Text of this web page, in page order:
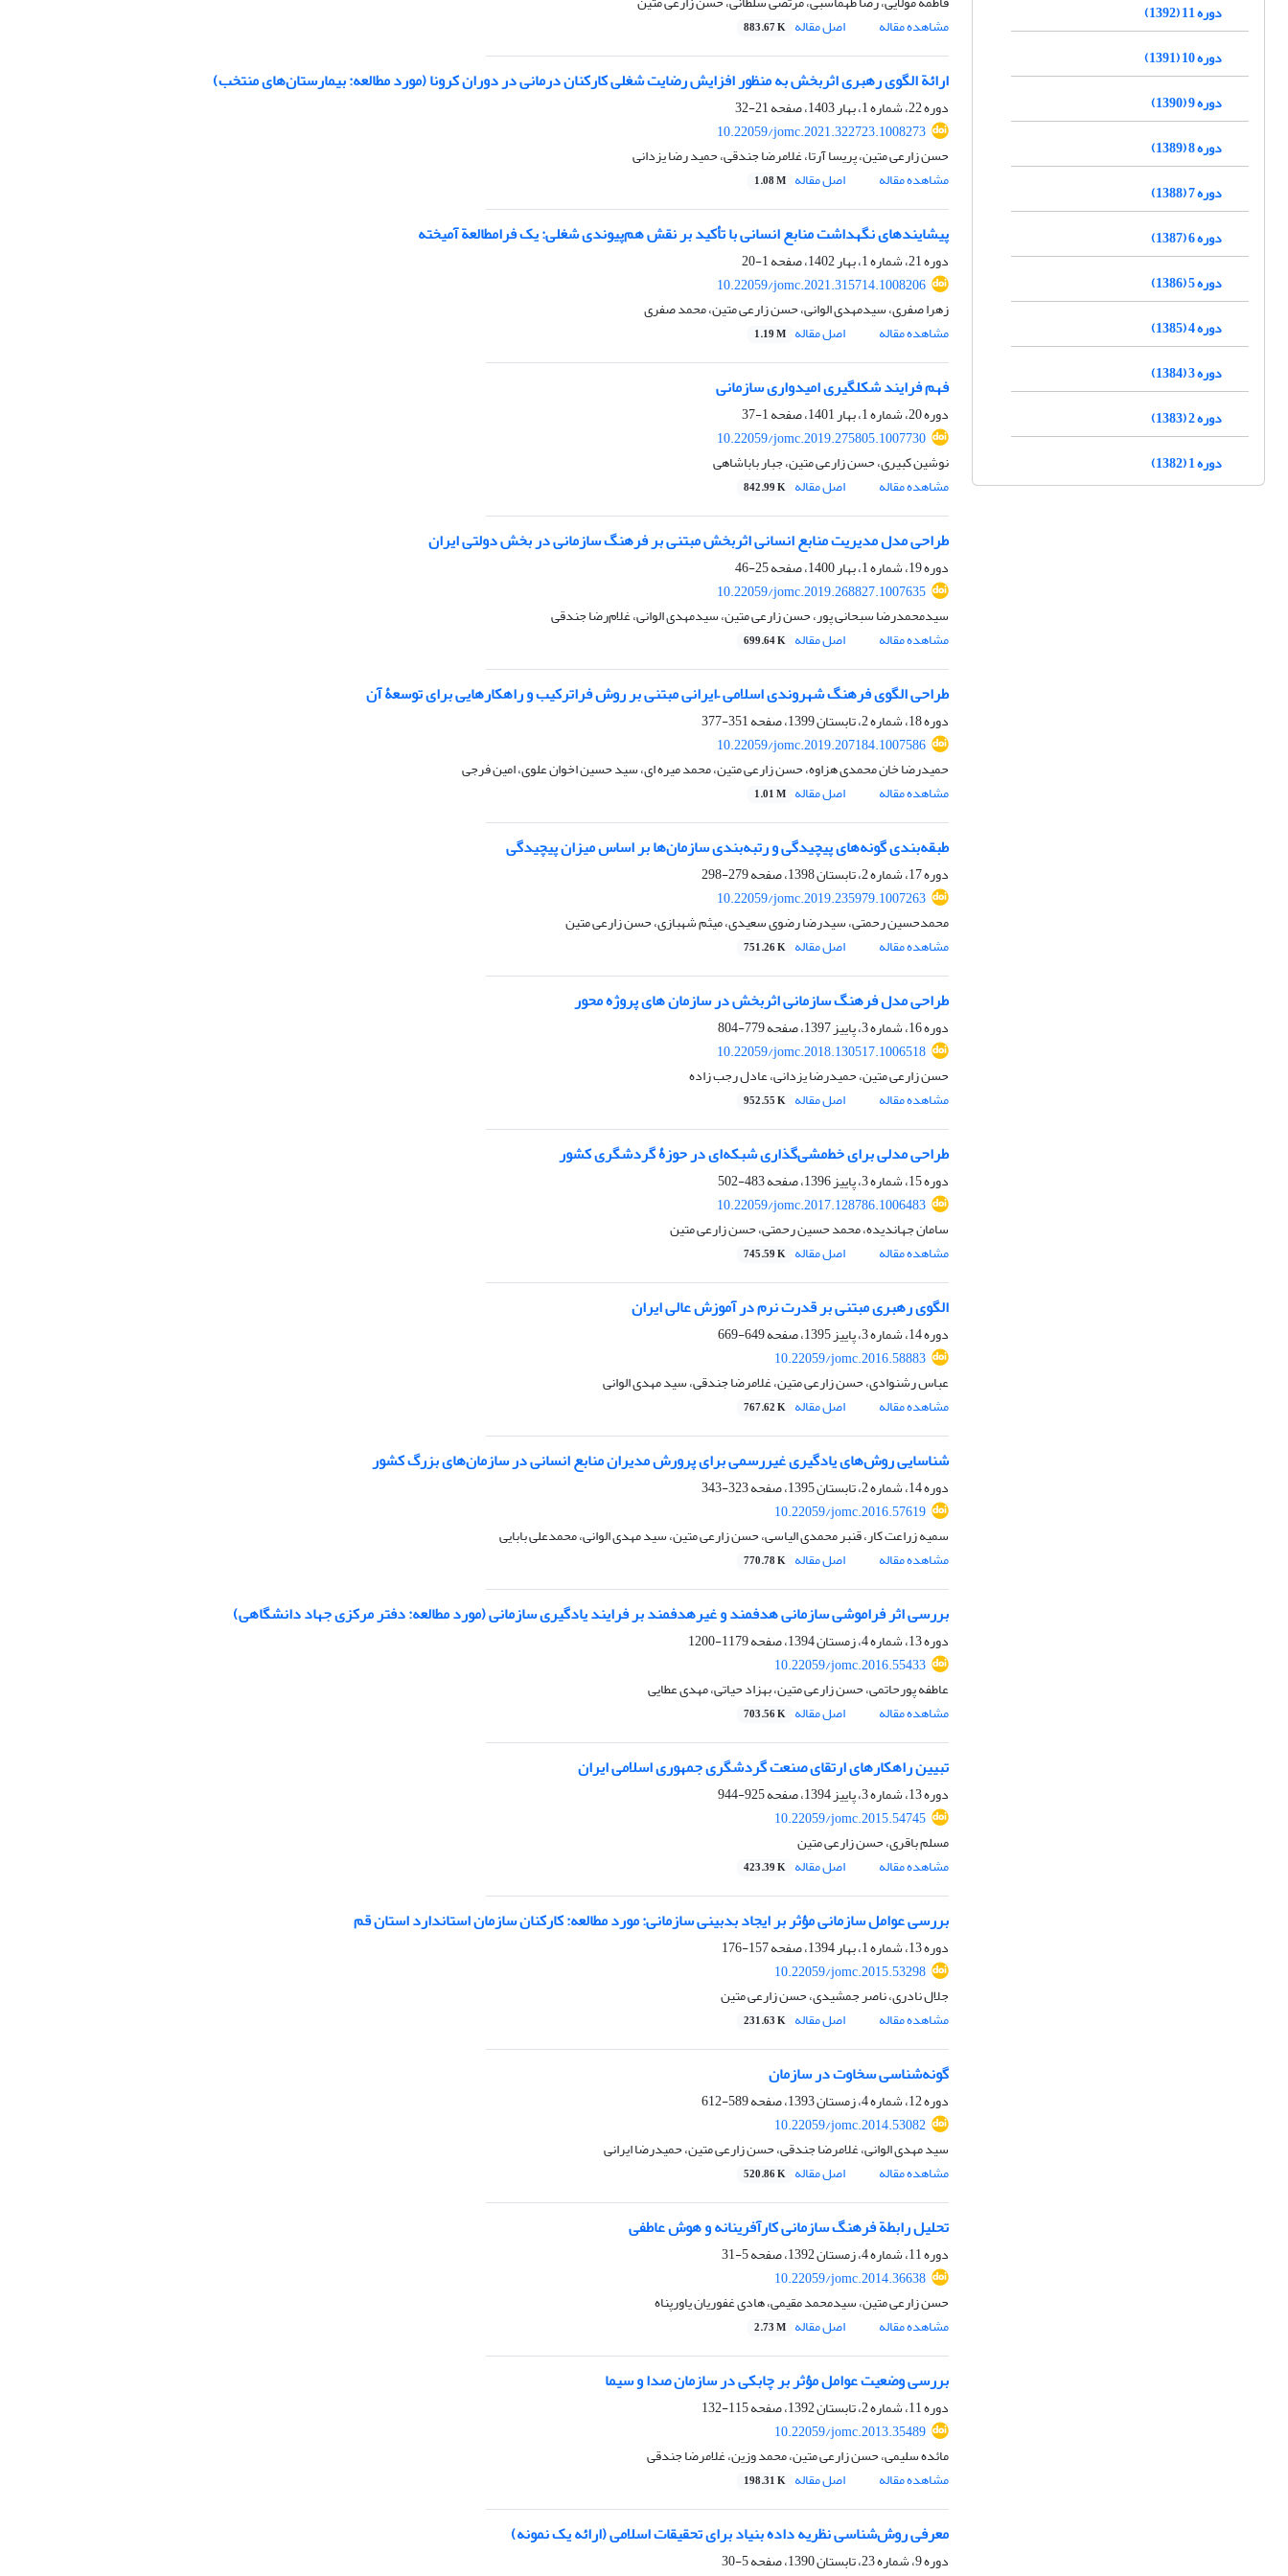
مشاهده مقاله
اصل مقاله 883.67 K
ارائة الگوی رهبری اثربخش به منظور افزایش رضایت شغلی کارکنان درمانی در دوران کرونا (مورد مطالعه: بیمارستان‌های منتخب)
دوره 22، شماره 1، بهار 1403، صفحه
21-32
10.22059/jomc.2021.322723.1008273
حسن زارعی متین، پریسا آرتا، غلامرضا جندقی، حمید رضا یزدانی
مشاهده مقاله
اصل مقاله 1.08 M
پیشایندهای نگهداشت منابع انسانی با تأکید بر نقش هم‌پیوندی شغلی: یک فرامطالعة آمیخته
دوره 21، شماره 1، بهار 1402، صفحه
1-20
10.22059/jomc.2021.315714.1008206
زهرا صفری، سیدمهدی الوانی، حسن زارعی متین، محمد صفری
مشاهده مقاله
اصل مقاله 1.19 M
فهم فرایند شکل‏گیری امیدواری سازمانی
دوره 20، شماره 1، بهار 1401، صفحه
1-37
10.22059/jomc.2019.275805.1007730
نوشین کبیری، حسن زارعی متین، جبار باباشاهی
مشاهده مقاله
اصل مقاله 842.99 K
طراحی مدل مدیریت منابع انسانی اثربخش مبتنی بر فرهنگ سازمانی در بخش دولتی ایران
دوره 19، شماره 1، بهار 1400، صفحه
25-46
10.22059/jomc.2019.268827.1007635
سیدمحمدرضا سبحانی پور، حسن زارعی متین، سیدمهدی الوانی، غلام‌رضا جندقی
مشاهده مقاله
اصل مقاله 699.64 K
طراحی الگوی فرهنگ شهروندی اسلامی –ایرانی مبتنی بر روش فراترکیب و راهکارهایی برای توسعۀ آن
دوره 18، شماره 2، تابستان 1399، صفحه
351-377
10.22059/jomc.2019.207184.1007586
حمیدرضا خان محمدی هزاوه، حسن زارعی متین، محمد میره ای، سید حسین اخوان علوی، امین فرجی
مشاهده مقاله
اصل مقاله 1.01 M
طبقه‌بندی گونه‌های پیچیدگی و رتبه‌بندی سازمان‌ها بر اساس میزان پیچیدگی
دوره 17، شماره 2، تابستان 1398، صفحه
279-298
10.22059/jomc.2019.235979.1007263
محمدحسین رحمتی، سیدرضا رضوی سعیدی، میثم شهبازی، حسن زارعی متین
مشاهده مقاله
اصل مقاله 751.26 K
طراحی مدل فرهنگ ‏سازمانی اثربخش در سازمان های پروژه‏ محور
دوره 16، شماره 3، پاییز 1397، صفحه
779-804
10.22059/jomc.2018.130517.1006518
حسن زارعی متین، حمیدرضا یزدانی، عادل رجب زاده
مشاهده مقاله
اصل مقاله 952.55 K
طراحی مدلی برای خط‌‎مشی‌گذاری شبکه‌ای در حوزۀ گردشگری کشور
دوره 15، شماره 3، پاییز 1396، صفحه
483-502
10.22059/jomc.2017.128786.1006483
سامان جهاندیده، محمد حسین رحمتی، حسن زارعی متین
مشاهده مقاله
اصل مقاله 745.59 K
الگوی رهبری مبتنی بر قدرت نرم در آموزش عالی ایران
دوره 14، شماره 3، پاییز 1395، صفحه
649-669
10.22059/jomc.2016.58883
عباس رشنوادی، حسن زارعی متین، غلامرضا جندقی، سید مهدی الوانی
مشاهده مقاله
اصل مقاله 767.62 K
شناسایی روش‌های یادگیری غیررسمی برای پرورش مدیران منابع انسانی در سازمان‌های بزرگ کشور
دوره 14، شماره 2، تابستان 1395، صفحه
323-343
10.22059/jomc.2016.57619
سمیه زراعت کار، قنبر محمدی الیاسی، حسن زارعی متین، سید مهدی الوانی، محمدعلی بابایی
مشاهده مقاله
اصل مقاله 770.78 K
بررسی اثر فراموشی سازمانی هدفمند و غیرهدفمند بر فرایند یادگیری سازمانی (مورد مطالعه: دفتر مرکزی جهاد دانشگاهی)
دوره 13، شماره 4، زمستان 1394، صفحه
1179-1200
10.22059/jomc.2016.55433
عاطفه پورحاتمی، حسن زارعی متین، بهزاد حیاتی، مهدی عطایی
مشاهده مقاله
اصل مقاله 703.56 K
تبیین راهکارهای ارتقای صنعت گردشگری جمهوری اسلامی ایران
دوره 13، شماره 3، پاییز 1394، صفحه
925-944
10.22059/jomc.2015.54745
مسلم باقری، حسن زارعی متین
مشاهده مقاله
اصل مقاله 423.39 K
بررسی عوامل سازمانی مؤثر بر ایجاد بدبینی سازمانی: مورد مطالعه: کارکنان سازمان استاندارد استان قم
دوره 13، شماره 1، بهار 1394، صفحه
157-176
10.22059/jomc.2015.53298
جلال نادری، ناصر جمشیدی، حسن زارعی متین
مشاهده مقاله
اصل مقاله 231.63 K
گونه‌شناسی سخاوت در سازمان
دوره 12، شماره 4، زمستان 1393، صفحه
589-612
10.22059/jomc.2014.53082
سید مهدی الوانی، غلامرضا جندقی، حسن زارعی متین، حمیدرضا ایرانی
مشاهده مقاله
اصل مقاله 520.86 K
تحلیل رابطة فرهنگ سازمانی کارآفرینانه و هوش عاطفی
دوره 11، شماره 4، زمستان 1392، صفحه
5-31
10.22059/jomc.2014.36638
حسن زارعی متین، سیدمحمد مقیمی، هادی غفوریان یاورپناه
مشاهده مقاله
اصل مقاله 2.73 M
بررسی وضعیت عوامل مؤثر بر چابکی در سازمان صدا و سیما
دوره 11، شماره 2، تابستان 1392، صفحه
115-132
10.22059/jomc.2013.35489
مائده سلیمی، حسن زارعی متین، محمد وزین، غلامرضا جندقی
مشاهده مقاله
اصل مقاله 198.31 K
معرفی روش‌شناسی نظریه‌ داده بنیاد برای تحقیقات اسلامی (ارائه یک نمونه)
دوره 9، شماره 23، تابستان 1390، صفحه
5-30
دوره 11 (1392)
دوره 10 (1391)
دوره 9 (1390)
دوره 8 (1389)
دوره 7 (1388)
دوره 6 (1387)
دوره 5 (1386)
دوره 4 (1385)
دوره 3 (1384)
دوره 2 (1383)
دوره 1 (1382)